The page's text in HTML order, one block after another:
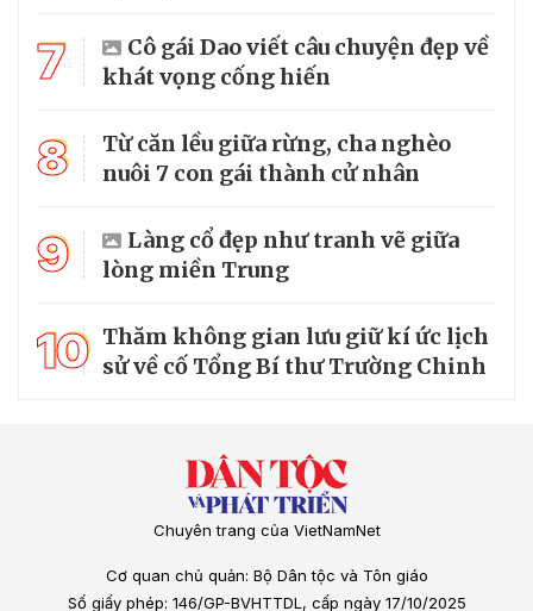
7
Cô gái Dao viết câu chuyện đẹp về
khát vọng cống hiến
8
Từ căn lều giữa rừng, cha nghèo
nuôi 7 con gái thành cử nhân
9
Làng cổ đẹp như tranh vẽ giữa
lòng miền Trung
10 Thăm không gian lưu giữ kí ức lịch
sử về cố Tổng Bí thư Trường Chinh
Chuyên trang của VietNamNet
Cơ quan chủ quản: Bộ Dân tộc và Tôn giáo
Số giấy phép: 146/GP-BVHTTDL, cấp ngày 17/10/2025